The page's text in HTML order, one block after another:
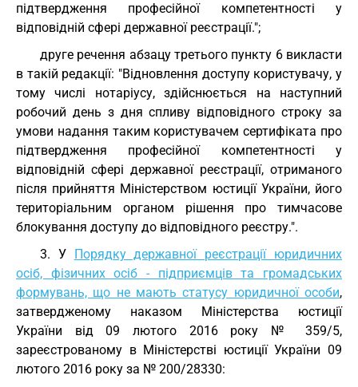
підтвердження професійної компетентності у
відповідній сфері державної реєстрації.";
друге речення абзацу третього пункту 6 викласти
в такій редакції: "Відновлення доступу користувачу, у
тому числі нотаріусу, здійснюється на наступний
робочий день з дня спливу відповідного строку за
умови надання таким користувачем сертифіката про
підтвердження професійної компетентності у
відповідній сфері державної реєстрації, отриманого
після прийняття Міністерством юстиції України, його
територіальним органом рішення про тимчасове
блокування доступу до відповідного реєстру.".
3. У Порядку державної реєстрації юридичних
осіб, фізичних осіб - підприємців та громадських
формувань, що не мають статусу юридичної особи,
затвердженому наказом Міністерства юстиції
України від 09 лютого 2016 року № 359/5,
зареєстрованому в Міністерстві юстиції України 09
лютого 2016 року за № 200/28330: